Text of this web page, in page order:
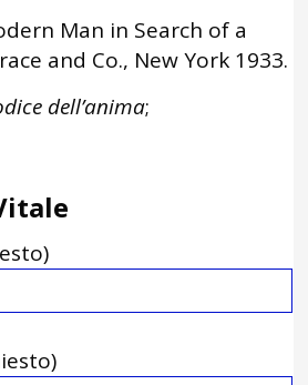
Man in Search of a
and Co., New York 1933.
dell’anima;